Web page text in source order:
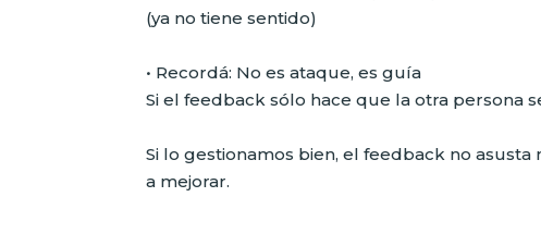
(ya no tiene sentido)
• Recordá: No es ataque, es guía
Si el feedback sólo hace que la otra persona
Si lo gestionamos bien, el feedback no
a mejorar.